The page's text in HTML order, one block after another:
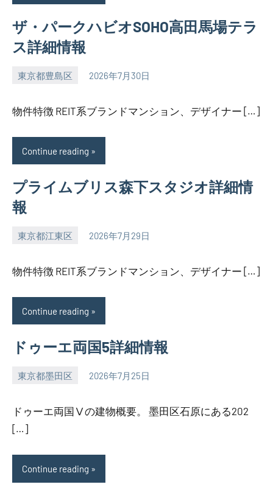
ザ・パークハビオSOHO高田馬場テラ
ス詳細情報
東京都豊島区 2026年7月30日
SEZIMO
物件特徴 REIT系ブランドマンション、デザイナー […]
Continue reading
プライムブリス森下スタジオ詳細情
報
東京都江東区 2026年7月29日
SEZIMO
物件特徴 REIT系ブランドマンション、デザイナー […]
Continue reading
ドゥーエ両国5詳細情報
東京都墨田区 2026年7月25日
SEZIMO
ドゥーエ両国Ⅴの建物概要。 墨田区石原にある202
[…]
Continue reading